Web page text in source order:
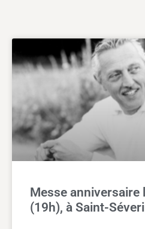
Messe anniversaire
(19h), à Saint-